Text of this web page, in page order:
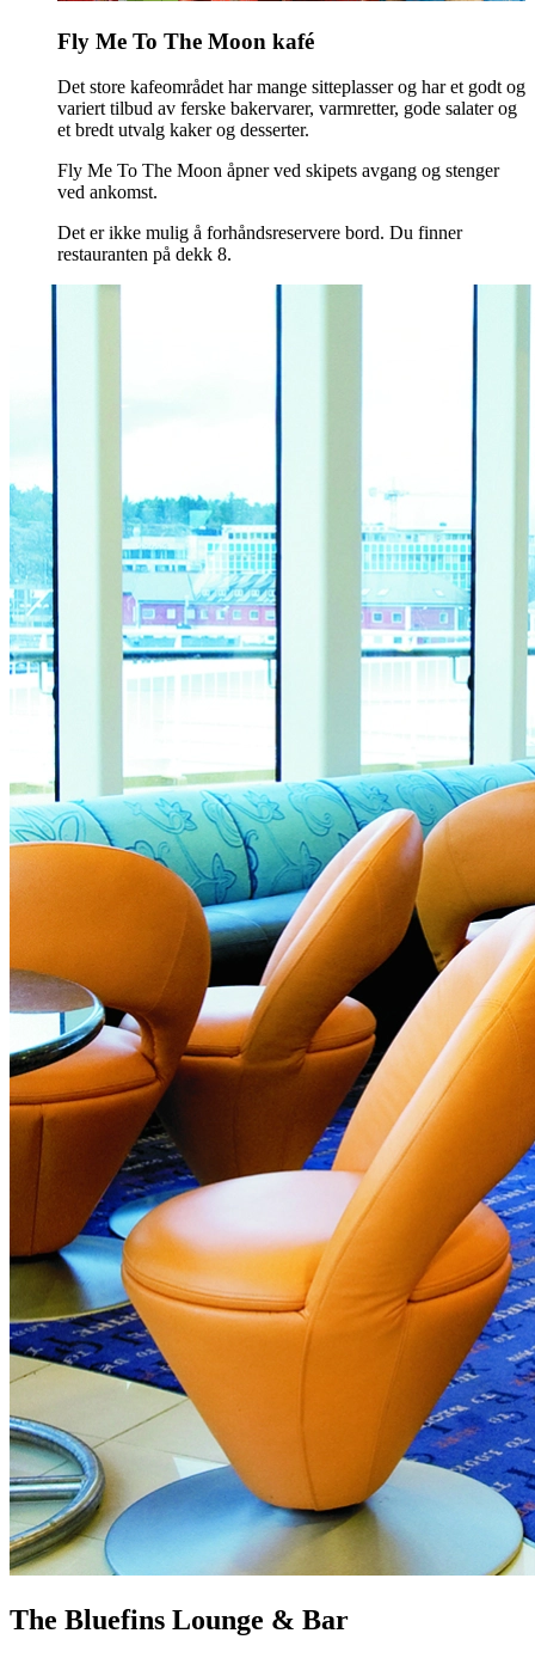
Fly Me To The Moon kafé
Det store kafeområdet har mange sitteplasser og har et godt og
variert tilbud av ferske bakervarer, varmretter, gode salater og
et bredt utvalg kaker og desserter.
Fly Me To The Moon åpner ved skipets avgang og stenger
ved ankomst.
Det er ikke mulig å forhåndsreservere bord. Du finner
restauranten på dekk 8.
The Bluefins Lounge & Bar